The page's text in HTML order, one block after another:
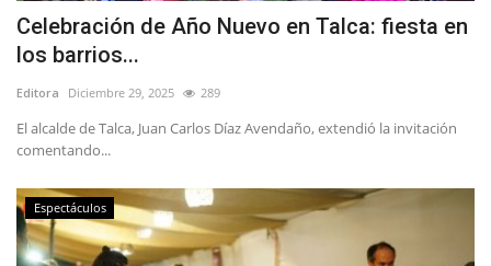
Celebración de Año Nuevo en Talca: fiesta en
los barrios...
Editora Diciembre 29, 2025 289
El alcalde de Talca, Juan Carlos Díaz Avendaño, extendió la invitación
comentando...
Espectáculos